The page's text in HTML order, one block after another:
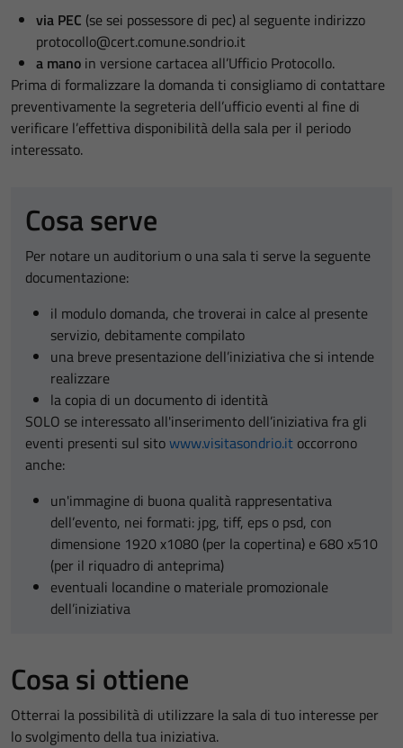
via PEC (se sei possessore di pec) al seguente indirizzo
protocollo@cert.comune.sondrio.it
a mano in versione cartacea all’Ufficio Protocollo.
Prima di formalizzare la domanda ti consigliamo di contattare
preventivamente la segreteria dell’ufficio eventi al fine di
verificare l’effettiva disponibilità della sala per il periodo
interessato.
Cosa serve
Per notare un auditorium o una sala ti serve la seguente
documentazione:
il modulo domanda, che troverai in calce al presente
servizio, debitamente compilato
una breve presentazione dell’iniziativa che si intende
realizzare
la copia di un documento di identità
SOLO se interessato all'inserimento dell’iniziativa fra gli
eventi presenti sul sitowww.visitasondrio.it occorrono
anche:
un'immagine di buona qualità rappresentativa
dell’evento, nei formati: jpg, tiff, eps o psd, con
dimensione 1920 x1080 (per la copertina) e 680 x510
(per il riquadro di anteprima)
eventuali locandine o materiale promozionale
dell’iniziativa
Cosa si ottiene
Otterrai la possibilità di utilizzare la sala di tuo interesse per
lo svolgimento della tua iniziativa.